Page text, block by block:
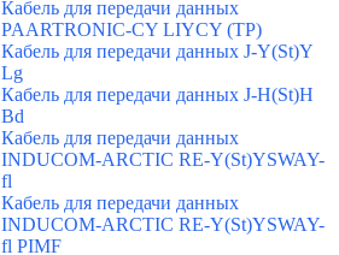
Кабель для передачи данных
PAARTRONIC-CY LIYCY (TP)
Кабель для передачи данных J-Y(St)Y
Lg
Кабель для передачи данных J-H(St)H
Bd
Кабель для передачи данных
INDUCOM-ARCTIC RE-Y(St)YSWAY-
fl
Кабель для передачи данных
INDUCOM-ARCTIC RE-Y(St)YSWAY-
fl PIMF